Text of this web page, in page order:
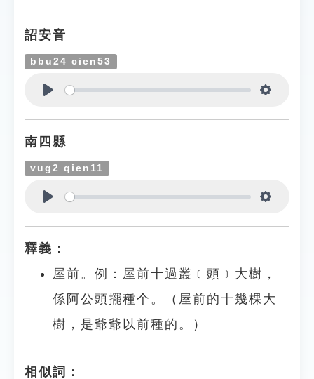
詔安音
bbu24 cien53
南四縣
vug2 qien11
釋義：
屋前。例：屋前十過叢﹝頭﹞大樹，
係阿公頭擺種个。（屋前的十幾棵大
樹，是爺爺以前種的。）
相似詞：